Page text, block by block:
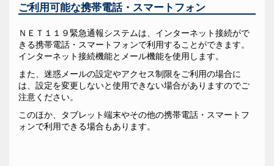
ご利用可能な携帯電話・スマートフォン
ＮＥＴ１１９緊急通報システムは、インターネット接続がで
きる携帯電話・スマートフォンで利用することができます。
インターネット接続機能とメール機能を使用します。
また、迷惑メールの設定やアクセス制限をご利用の場合に
は、設定を変更しないと使用できない場合がありますのでご
注意ください。
このほか、タブレット端末やその他の携帯電話・スマートフ
ォンで利用できる場合もあります。